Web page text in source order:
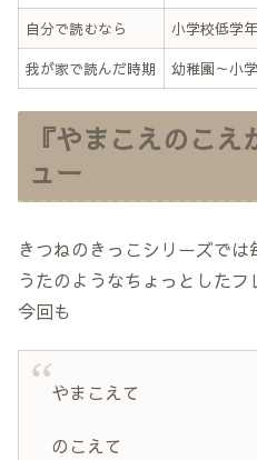
自分で読むなら 小学校低学
我が家で読んだ時期 幼稚園～小
『やまこえのこ
ュー
きつねのきっこシリーズで
うたのようなちょっとしたフ
今回も
やまこえて
のこえて